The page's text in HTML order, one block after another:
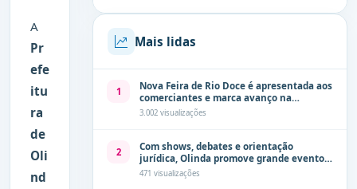
A
Pr
efe
itu
ra
de
Oli
nd
Mais lidas
1
Nova Feira de Rio Doce é apresentada aos
comerciantes e marca avanço na
modernização dos espaços públicos de
3.002 visualizações
2
Com shows, debates e orientação
jurídica, Olinda promove grande evento
de combate à violência contra a mulher
neste sábado (8)
471 visualizações